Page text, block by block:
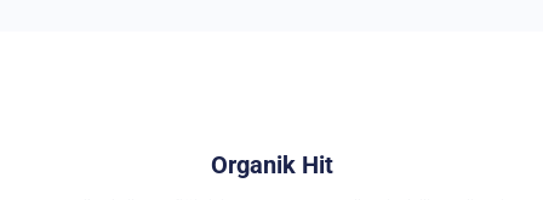
Organik Hit